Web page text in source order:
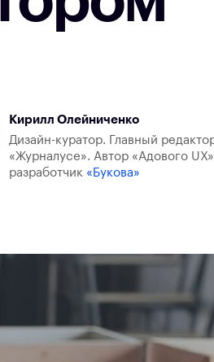
Кирилл Олейниченко
Дизайн-куратор. Главный
«Журналусе». Автор «Адового
разработчик «Букова»